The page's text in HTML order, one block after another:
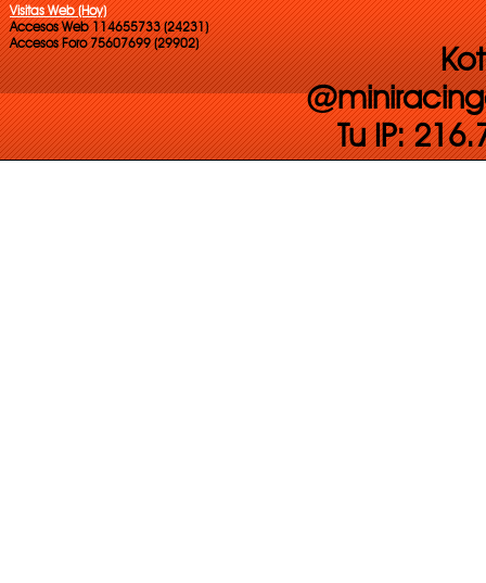
Visitas Web (Hoy)
Accesos Web 114655733 (24231)
Accesos Foro 75607699 (29902)
Tu IP: